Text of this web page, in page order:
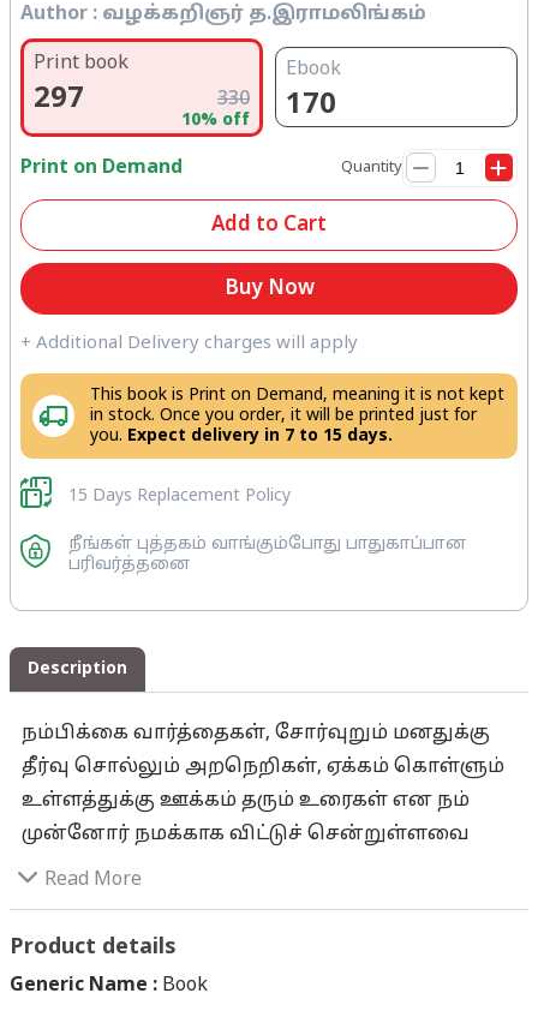
Author : வழக்கறிஞர் த.இராமலிங்கம்
Print book
297 330
10% off
Ebook
170
Print on Demand Quantity
Add to Cart
Buy Now
+ Additional Delivery charges will apply
This book is Print on Demand, meaning it is not kept
in stock. Once you order, it will be printed just for
you. Expect delivery in 7 to 15 days.
15 Days Replacement Policy
நீங்கள் புத்தகம் வாங்கும்போது பாதுகாப்பான
பரிவர்த்தனை
Description
நம்பிக்கை வார்த்தைகள், சோர்வுறும் மனதுக்கு
தீர்வு சொல்லும் அறநெறிகள், ஏக்கம் கொள்ளும்
உள்ளத்துக்கு ஊக்கம் தரும் உரைகள் என நம்
முன்னோர் நமக்காக விட்டுச் சென்றுள்ளவை
ஏராளம் உள்ளன ஏடுகளாக! ஒட்டுமொத்த மனித
வாழ்வுக்குத் தேவையான அத்தனைக்
Read More
Product details
Generic Name : Book